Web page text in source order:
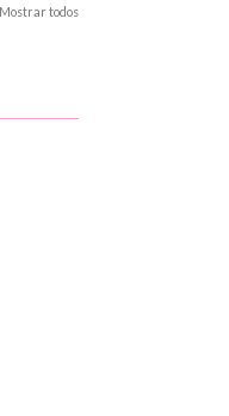
Mostrar todos